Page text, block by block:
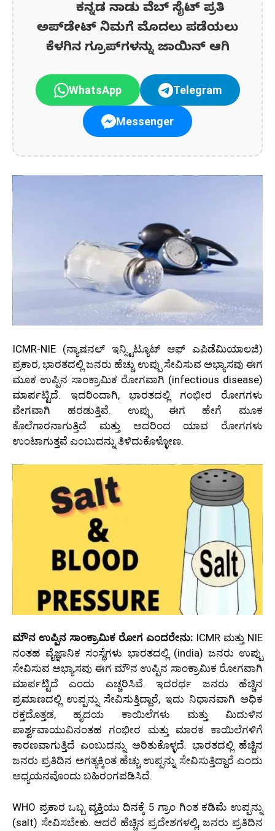
ಕನ್ನಡ ನಾಡು ವೆಬ್ ಸೈಟ್ ಪ್ರತಿ
ಅಪ್‌ಡೇಟ್‌ ನಿಮಗೆ ಮೊದಲು ಪಡೆಯಲು
ಕೆಳಗಿನ ಗ್ರೂಪ್‌ಗಳನ್ನು ಜಾಯಿನ್ ಆಗಿ
WhatsApp Telegram
Messenger
ICMR-NIE (ನ್ಯಾಷನಲ್ ಇನ್ಸ್ಟಿಟ್ಯೂಟ್ ಆಫ್ ಎಪಿಡೆಮಿಯಾಲಜಿ)
ಪ್ರಕಾರ, ಭಾರತದಲ್ಲಿ ಜನರು ಹೆಚ್ಚು ಉಪ್ಪು ಸೇವಿಸುವ ಅಭ್ಯಾಸವು ಈಗ
ಮೂಕ ಉಪ್ಪಿನ ಸಾಂಕ್ರಾಮಿಕ ರೋಗವಾಗಿ (infectious disease)
ಮಾರ್ಪಟ್ಟಿದೆ. ಇದರಿಂದಾಗಿ, ಭಾರತದಲ್ಲಿ ಗಂಭೀರ ರೋಗಗಳು
ವೇಗವಾಗಿ ಹರಡುತ್ತಿವೆ. ಉಪ್ಪು ಈಗ ಹೇಗೆ ಮೂಕ
ಕೊಲೆಗಾರನಾಗುತ್ತಿದೆ ಮತ್ತು ಅದರಿಂದ ಯಾವ ರೋಗಗಳು
ಉಂಟಾಗುತ್ತವೆ ಎಂಬುದನ್ನು ತಿಳಿದುಕೊಳ್ಳೋಣ.
ಮೌನ ಉಪ್ಪಿನ ಸಾಂಕ್ರಾಮಿಕ ರೋಗ ಎಂದರೇನು: ICMR ಮತ್ತು NIE
ನಂತಹ ವೈಜ್ಞಾನಿಕ ಸಂಸ್ಥೆಗಳು ಭಾರತದಲ್ಲಿ (india) ಜನರು ಉಪ್ಪು
ಸೇವಿಸುವ ಅಭ್ಯಾಸವು ಈಗ ಮೌನ ಉಪ್ಪಿನ ಸಾಂಕ್ರಾಮಿಕ ರೋಗವಾಗಿ
ಮಾರ್ಪಟ್ಟಿದೆ ಎಂದು ಎಚ್ಚರಿಸಿವೆ. ಇದರರ್ಥ ಜನರು ಹೆಚ್ಚಿನ
ಪ್ರಮಾಣದಲ್ಲಿ ಉಪ್ಪನ್ನು ಸೇವಿಸುತ್ತಿದ್ದಾರೆ, ಇದು ನಿಧಾನವಾಗಿ ಅಧಿಕ
ರಕ್ತದೊತ್ತಡ, ಹೃದಯ ಕಾಯಿಲೆಗಳು ಮತ್ತು ಮಿದುಳಿನ
ಪಾರ್ಶ್ವವಾಯುವಿನಂತಹ ಗಂಭೀರ ಮತ್ತು ಮಾರಕ ಕಾಯಿಲೆಗಳಿಗೆ
ಕಾರಣವಾಗುತ್ತಿದೆ ಎಂಬುದನ್ನು ಅರಿತುಕೊಳ್ಳದೆ. ಭಾರತದಲ್ಲಿ ಹೆಚ್ಚಿನ
ಜನರು ಪ್ರತಿದಿನ ಅಗತ್ಯಕ್ಕಿಂತ ಹೆಚ್ಚು ಉಪ್ಪನ್ನು ಸೇವಿಸುತ್ತಿದ್ದಾರೆ ಎಂದು
ಅಧ್ಯಯನವೊಂದು ಬಹಿರಂಗಪಡಿಸಿದೆ.
WHO ಪ್ರಕಾರ ಒಬ್ಬ ವ್ಯಕ್ತಿಯು ದಿನಕ್ಕೆ 5 ಗ್ರಾಂ ಗಿಂತ ಕಡಿಮೆ ಉಪ್ಪನ್ನು
(salt) ಸೇವಿಸಬೇಕು. ಆದರೆ ಹೆಚ್ಚಿನ ಪ್ರದೇಶಗಳಲ್ಲಿ, ಜನರು ಪ್ರತಿದಿನ